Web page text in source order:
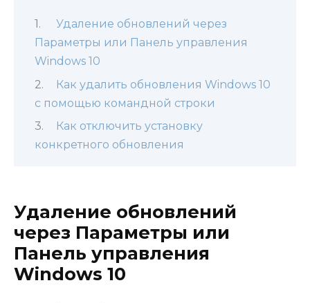
Удаление обновлений через
Параметры или Панель управления
Windows 10
Как удалить обновления Windows 10
с помощью командной строки
Как отключить установку
конкретного обновления
Удаление обновлений
через Параметры или
Панель управления
Windows 10